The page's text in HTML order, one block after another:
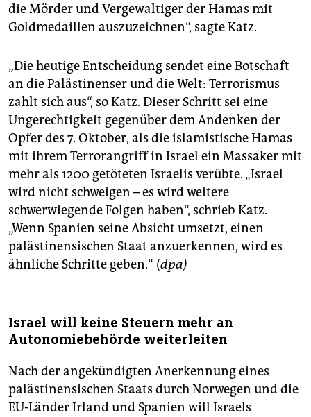
die Mörder und Vergewaltiger der Hamas mit
Goldmedaillen auszuzeichnen“, sagte Katz.
„Die heutige Entscheidung sendet eine Botschaft
an die Palästinenser und die Welt: Terrorismus
zahlt sich aus“, so Katz. Dieser Schritt sei eine
Ungerechtigkeit gegenüber dem Andenken der
Opfer des 7. Oktober, als die islamistische Hamas
mit ihrem Terrorangriff in Israel ein Massaker mit
mehr als 1200 getöteten Israelis verübte. „Israel
wird nicht schweigen – es wird weitere
schwerwiegende Folgen haben“, schrieb Katz.
„Wenn Spanien seine Absicht umsetzt, einen
palästinensischen Staat anzuerkennen, wird es
ähnliche Schritte geben.“ (dpa)
Israel will keine Steuern mehr an
Autonomiebehörde weiterleiten
Nach der angekündigten Anerkennung eines
palästinensischen Staats durch Norwegen und die
EU-Länder Irland und Spanien will Israels